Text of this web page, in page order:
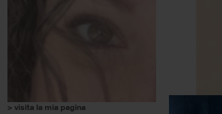
> visita la mia pagina